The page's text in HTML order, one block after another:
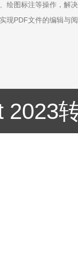
绘图标注等操作，解决
现PDF文件的编辑与阅
2023